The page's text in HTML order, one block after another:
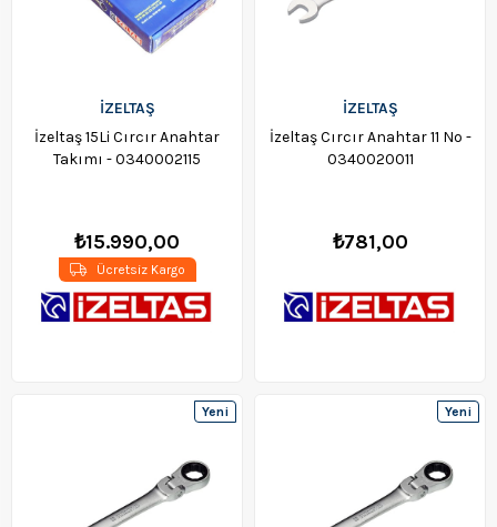
İZELTAŞ
İzeltaş 15Li Cırcır Anahtar
Takımı - 0340002115
₺15.990,00
Ücretsiz Kargo
İZELTAŞ
İzeltaş Cırcır Anahtar 11 No -
0340020011
₺781,00
Yeni
Yeni